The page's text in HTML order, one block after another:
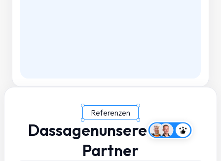
Referenzen
Dassagenunsere
Partner